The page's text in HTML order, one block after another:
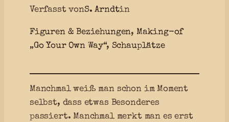
Verfasst vonS. Arndtin
Figuren & Beziehungen, Making-of
„Go Your Own Way“, Schauplätze
Manchmal weiß man schon im Moment
selbst, dass etwas Besonderes
passiert. Manchmal merkt man es erst